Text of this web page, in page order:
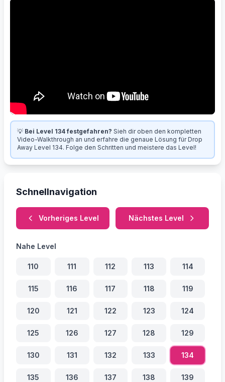
💡 Bei Level 134 festgefahren? Sieh dir oben den kompletten
Video-Walkthrough an und erfahre die genaue Lösung für Drop
Away Level 134. Folge den Schritten und meistere das Level!
Schnellnavigation
Vorheriges Level Nächstes Level
Nahe Level
110 111 112 113 114
115 116 117 118 119
120 121 122 123 124
125 126 127 128 129
130 131 132 133 134
135 136 137 138 139